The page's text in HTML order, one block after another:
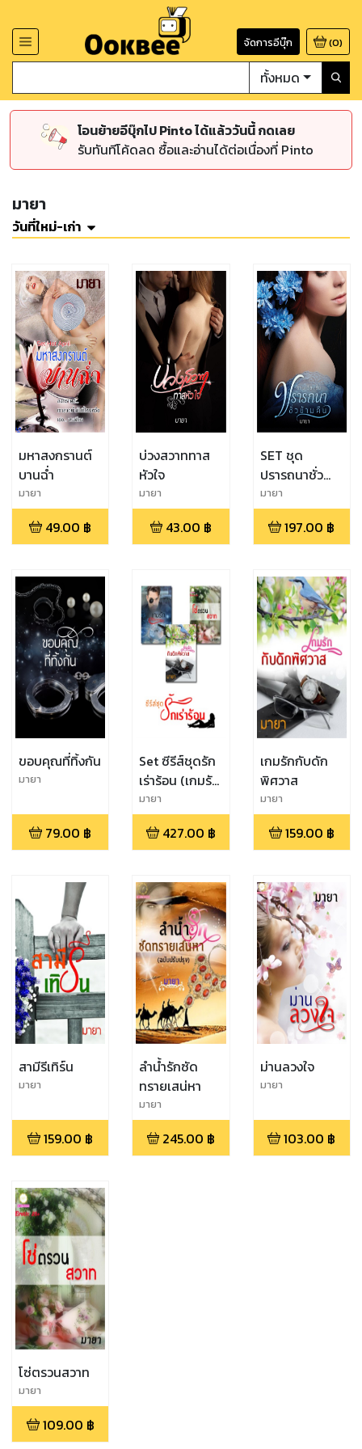
จัดการอีบุ๊ก (0)
ทั้งหมด
โอนย้ายอีบุ๊กไป Pinto ได้แล้ววันนี้ กดเลย
รับทันทีโค้ดลด ซื้อและอ่านได้ต่อเนื่องที่ Pinto
มายา
วันที่ใหม่-เก่า
มหาสงกรานต์
บานฉ่ำ
มายา
49.00 ฿
บ่วงสวาททาส
หัวใจ
มายา
43.00 ฿
SET ชุด
ปรารถนาชั่ว
ข้ามคืน
(ปรารถนา
ราคะ+ฝากรักไว้
คืน+ขอบคุณที่
ทิ้งกัน)
มายา
197.00 ฿
ขอบคุณที่ทิ้งกัน
มายา
79.00 ฿
Set ซีรีส์ชุดรัก
เร่าร้อน (เกมรัก
บรรณาการ
ร้อน+เกมรักกับ
ดักพิศวาส+โซ่
มายา
427.00 ฿
เกมรักกับดัก
พิศวาส
มายา
159.00 ฿
สามีรีเทิร์น
มายา
159.00 ฿
ลำน้ำรักซัด
ทรายเสน่หา
มายา
245.00 ฿
ม่านลวงใจ
มายา
103.00 ฿
โซ่ตรวนสวาท
มายา
109.00 ฿